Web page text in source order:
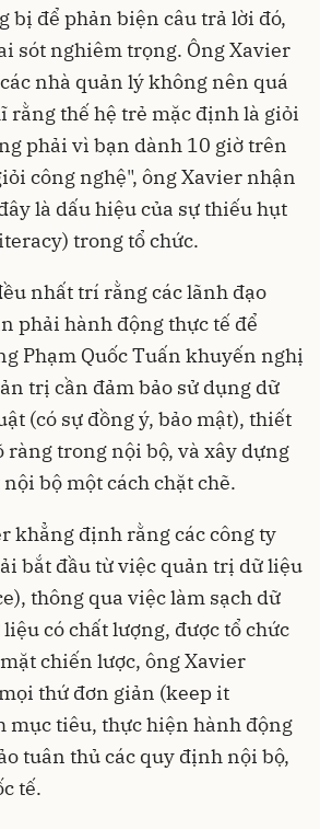
bị để phản biện câu trả lời đó,
sót nghiêm trọng. Ông Xavier
nhà quản lý không nên quá
rằng thế hệ trẻ mặc định là giỏi
phải vì bạn dành 10 giờ trên
công nghệ", ông Xavier nhận
là dấu hiệu của sự thiếu hụt
trong tổ chức.
nhất trí rằng các lãnh đạo
phải hành động thực tế để
Phạm Quốc Tuấn khuyến nghị
trị cần đảm bảo sử dụng dữ
(có sự đồng ý, bảo mật), thiết
ràng trong nội bộ, và xây dựng
bộ một cách chặt chẽ.
khẳng định rằng các công ty
bắt đầu từ việc quản trị dữ liệu
thông qua việc làm sạch dữ
có chất lượng, được tổ chức
chiến lược, ông Xavier
thứ đơn giản (keep it
mục tiêu, thực hiện hành động
tuân thủ các quy định nội bộ,
tế.